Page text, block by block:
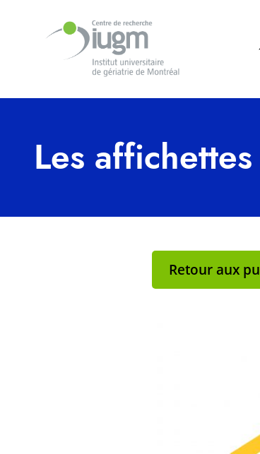
Les
Retour aux